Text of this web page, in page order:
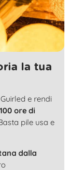
la tua
e rendi
ore di
pile usa e
dalla